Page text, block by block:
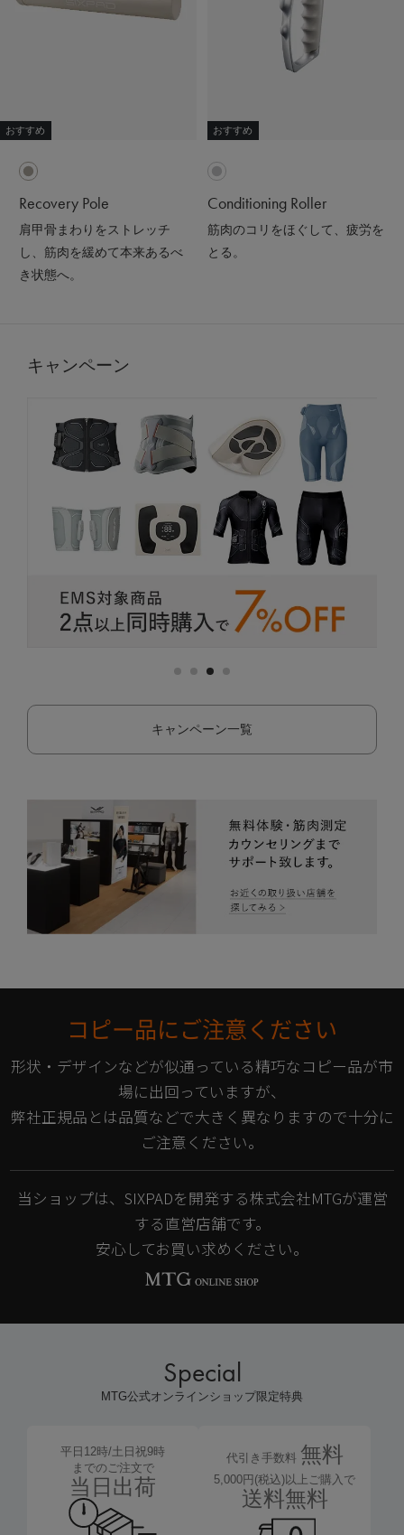
おすすめ
Recovery Pole
肩甲骨まわりをストレッチ
し、筋肉を緩めて本来あるべ
き状態へ。
おすすめ
Conditioning Roller
筋肉のコリをほぐして、疲労を
とる。
キャンペーン
キャンペーン一覧
コピー品にご注意ください
形状・デザインなどが似通っている精巧なコピー品が市
場に出回っていますが、
弊社正規品とは品質などで大きく異なりますので十分に
ご注意ください。
当ショップは、SIXPADを開発する株式会社MTGが運営
する直営店舗です。
安心してお買い求めください。
Special
MTG公式オンラインショップ限定特典
平日12時/土日祝9時
までのご注文で
当日出荷
代引き手数料 無料
5,000円(税込)以上ご購入で
送料無料